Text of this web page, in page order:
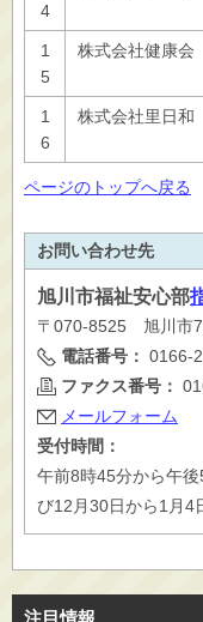
4
1
5
株式会社健康会
1
6
株式会社里日和
ページのトップへ戻る
お問い合わせ先
旭川市福祉安心部
〒070-8525 旭川市
電話番号： 0166-
ファクス番号：
メールフォーム
受付時間：
午前8時45分から午
び12月30日から1月4
注目情報